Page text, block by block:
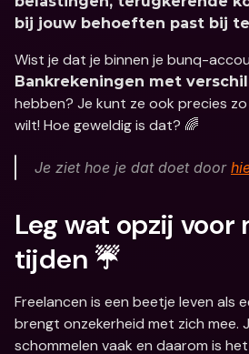
bij jouw behoeften past bij
Wist je dat je binnen je bunq-
Bankrekeningen met
hebben? Je kunt ze ook precies
wilt! Hoe geweldig is dat? 🌈
Je ziet hoe je dat doet door
Leg wat opzij voor
tijden ☔️
Freelancen is een beetje leven als
brengt onzekerheid met zich mee.
schommelen vaak en daarom is